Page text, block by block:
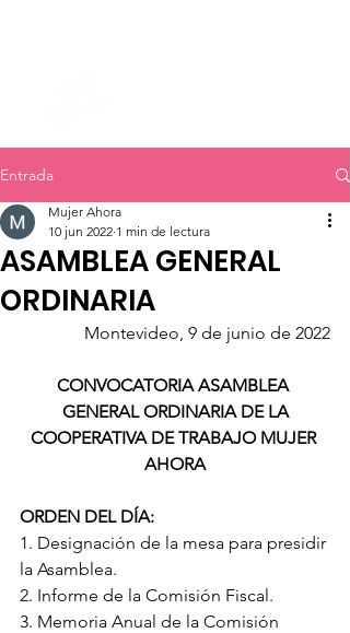
Entrada
ASAMBLEA GENERAL
ORDINARIA
Mujer Ahora
10 jun 2022 1 min de lectura
Montevideo, 9 de junio de 2022
CONVOCATORIA ASAMBLEA
GENERAL ORDINARIA DE LA
COOPERATIVA DE TRABAJO MUJER
AHORA
ORDEN DEL DÍA:
1. Designación de la mesa para presidir
la Asamblea.
2. Informe de la Comisión Fiscal.
3. Memoria Anual de la Comisión